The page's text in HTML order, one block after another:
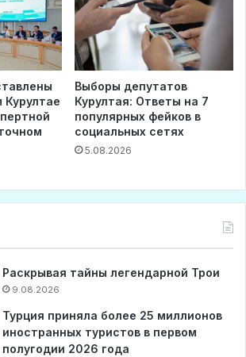
Курултае
Выборы депутатов
Курултая: Ответы на 7
популярных фейков в
социальных сетях
5.08.2026
Раскрывая тайны легендарной Трои
9.08.2026
Турция приняла более 25 миллионов
иностранных туристов в первом
полугодии 2026 года